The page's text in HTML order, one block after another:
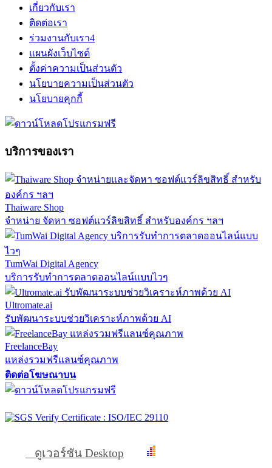
เกี่ยวกับเรา
ติดต่อเรา
ร่วมงานกับเรา4
แผนผังเว็บไซต์
ตั้งค่าความเป็นส่วนตัว
นโยบายความเป็นส่วนตัว
นโยบายคุกกี้
บริการของเรา
Thaiware Shop
จำหน่าย จัดหา ซอฟต์แวร์ลิขสิทธิ์ สำหรับองค์กร ฯลฯ
TumWai Digital Agency
บริการรับทำการตลาดออนไลน์แบบไวๆ
Ultromate.ai
รับพัฒนาระบบช่วยวิเคราะห์ภาพด้วย AI
FreelanceBay
แหล่งรวมฟรีแลนซ์คุณภาพ
ติดต่อโฆษณาบน
ดูเวอร์ชัน Desktop